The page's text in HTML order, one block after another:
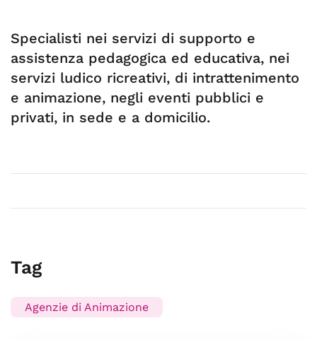
Specialisti nei servizi di supporto e
assistenza pedagogica ed educativa, nei
servizi ludico ricreativi, di intrattenimento
e animazione, negli eventi pubblici e
privati, in sede e a domicilio.
Tag
Agenzie di Animazione